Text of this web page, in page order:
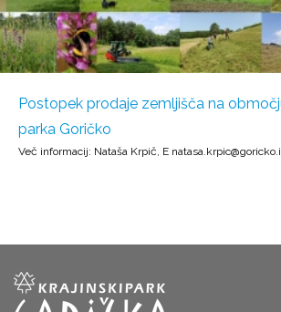
Postopek prodaje zemljišča na
parka Goričko
Več informacij: Nataša Krpič, E